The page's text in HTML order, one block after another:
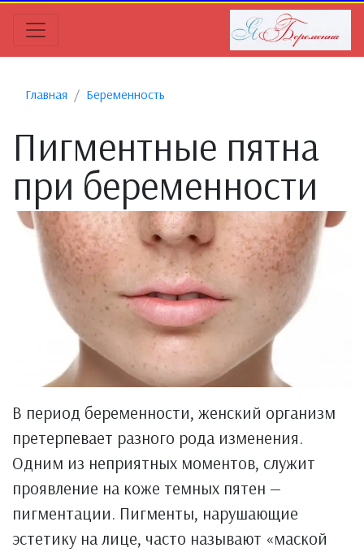
Главная Беременность
Пигментные пятна
при беременности
В период беременности, женский организм
претерпевает разного рода изменения.
Одним из неприятных моментов, служит
проявление на коже темных пятен —
пигментации. Пигменты, нарушающие
эстетику на лице, часто называют «маской